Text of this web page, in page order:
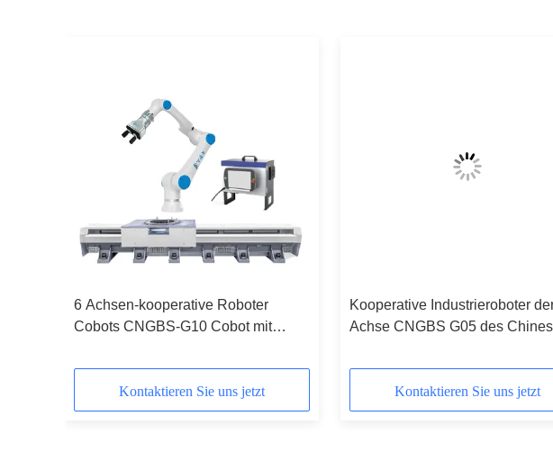
6 Achsen-kooperative Roboter
Cobots CNGBS-G10 Cobot mit
linearem Verfolger
Kontaktieren Sie uns jetzt
Kooperative Industrieroboter
Achse CNGBS G05 des
Robotergreifer
Kontaktieren Sie uns jetzt